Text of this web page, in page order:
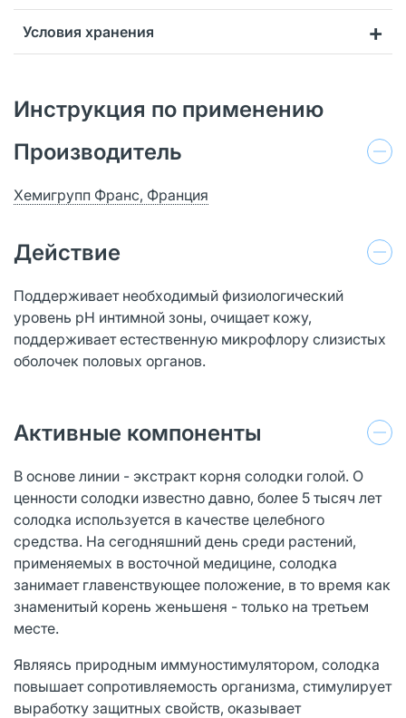
Условия хранения
Инструкция по применению
Производитель
Хемигрупп Франс, Франция
Действие
Поддерживает необходимый физиологический
уровень рН интимной зоны, очищает кожу,
поддерживает естественную микрофлору слизистых
оболочек половых органов.
Активные компоненты
В основе линии - экстракт корня солодки голой. О
ценности солодки известно давно, более 5 тысяч лет
солодка используется в качестве целебного
средства. На сегодняшний день среди растений,
применяемых в восточной медицине, солодка
занимает главенствующее положение, в то время как
знаменитый корень женьшеня - только на третьем
месте.
Являясь природным иммуностимулятором, солодка
повышает сопротивляемость организма, стимулирует
выработку защитных свойств, оказывает